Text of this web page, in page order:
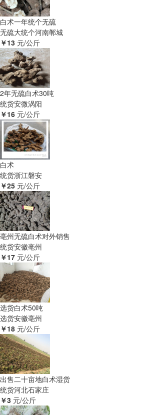
白术一年统个无硫
无硫大统个河南郸城
￥13 元/公斤
2年无硫白术30吨
统货安微涡阳
￥16 元/公斤
白术
统货浙江磐安
￥25 元/公斤
亳州无硫白术对外销售
统货安徽亳州
￥17 元/公斤
选货白术50吨
选货安徽亳州
￥18 元/公斤
出售二十亩地白术湿货
统货河北石家庄
￥3 元/公斤